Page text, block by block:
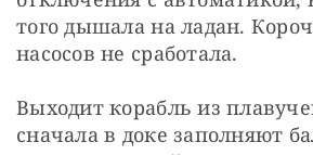
того дышала на ладан.
насосов не сработала.
Выходит корабль из
сначала в доке заполняют